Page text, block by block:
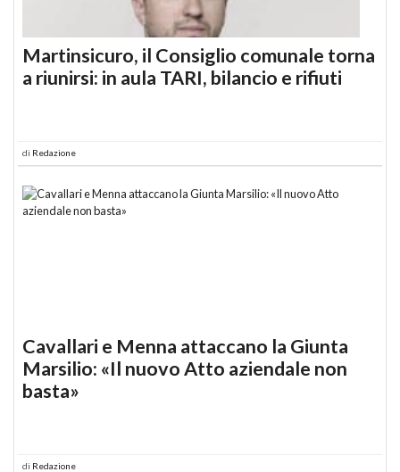
Martinsicuro, il Consiglio comunale torna
a riunirsi: in aula TARI, bilancio e rifiuti
di Redazione
Cavallari e Menna attaccano la Giunta
Marsilio: «Il nuovo Atto aziendale non
basta»
di Redazione